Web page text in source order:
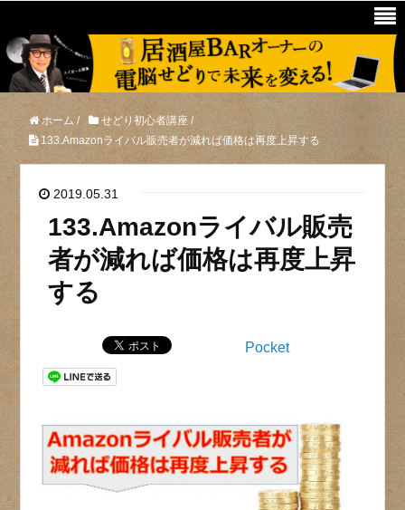
ホーム / せどり初心者講座 /
133.Amazonライバル販売者が減れば価格は再度上昇する
2019.05.31
133.Amazonライバル販売
者が減れば価格は再度上昇
する
Pocket